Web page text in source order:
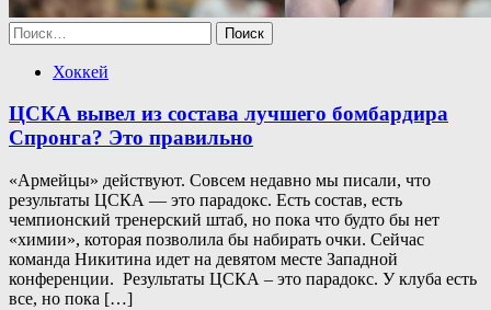
Найти:
Хоккей
ЦСКА вывел из состава лучшего бомбардира
Спронга? Это правильно
«Армейцы» действуют. Совсем недавно мы писали, что
результаты ЦСКА — это парадокс. Есть состав, есть
чемпионский тренерский штаб, но пока что будто бы нет
«химии», которая позволила бы набирать очки. Сейчас
команда Никитина идет на девятом месте Западной
конференции. Результаты ЦСКА – это парадокс. У клуба есть
все, но пока […]